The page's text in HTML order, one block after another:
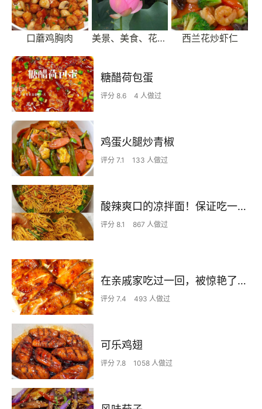
口蘑鸡胸肉 美景、美食、花花草草 西兰花炒虾仁
糖醋荷包蛋
评分 8.6 4 人做过
鸡蛋火腿炒青椒
评分 7.1 133 人做过
酸辣爽口的凉拌面！保证吃一次就上瘾
评分 8.1 867 人做过
在亲戚家吃过一回，被惊艳了…
评分 7.4 493 人做过
可乐鸡翅
评分 7.8 1058 人做过